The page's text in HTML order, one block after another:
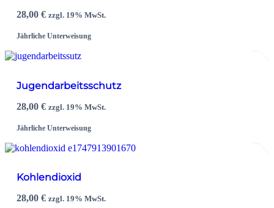
28,00€ zzgl. 19% MwSt.
Jährliche Unterweisung
Jugendarbeitsschutz
28,00€ zzgl. 19% MwSt.
Jährliche Unterweisung
Kohlendioxid
28,00€ zzgl. 19% MwSt.